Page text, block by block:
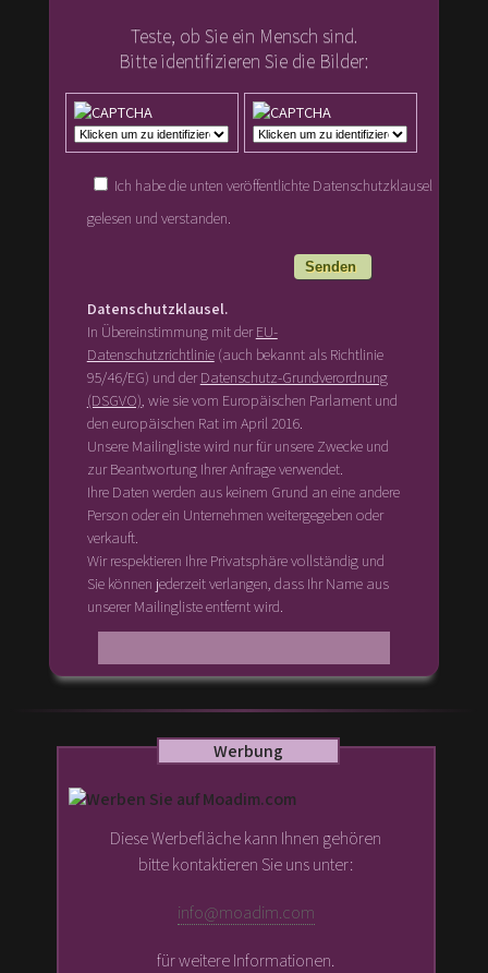
Teste, ob Sie ein Mensch sind.
Bitte identifizieren Sie die Bilder:
Ich habe die unten veröffentlichte Datenschutzklausel
gelesen und verstanden.
Datenschutzklausel.
In Übereinstimmung mit derEU-
Datenschutzrichtlinie(auch bekannt als Richtlinie
95/46/EG) und derDatenschutz-Grundverordnung
(DSGVO) , wie sie vom Europäischen Parlament und
den europäischen Rat im April 2016.
Unsere Mailingliste wird nur für unsere Zwecke und
zur Beantwortung Ihrer Anfrage verwendet.
Ihre Daten werden aus keinem Grund an eine andere
Person oder ein Unternehmen weitergegeben oder
verkauft.
Wir respektieren Ihre Privatsphäre vollständig und
Sie können jederzeit verlangen, dass Ihr Name aus
unserer Mailingliste entfernt wird.
Werbung
Diese Werbefläche kann Ihnen gehören
bitte kontaktieren Sie uns unter:
info@moadim.com
für weitere Informationen.